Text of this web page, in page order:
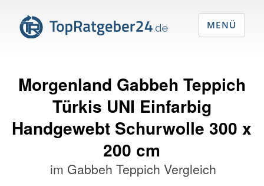
Morgenland Gabbeh Teppich
Türkis UNI Einfarbig
Handgewebt Schurwolle 300 x
200 cm
im Gabbeh Teppich Vergleich
MENÜ